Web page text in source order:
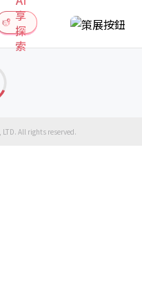
享
探
索
LTD. All rights reserved.